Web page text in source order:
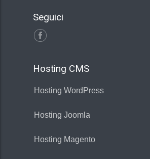
Seguici
Hosting CMS
Hosting WordPress
Hosting Joomla
Hosting Magento